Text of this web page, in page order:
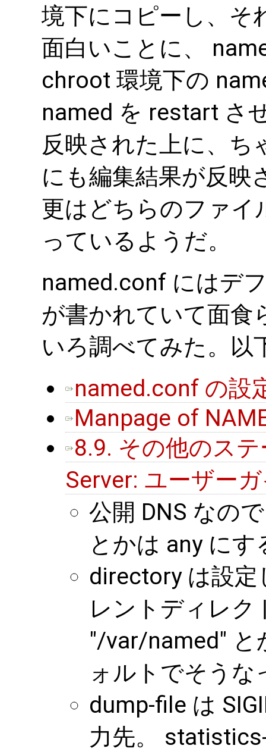
境下にコピーし、そ
面白いことに、
chroot 環境下の
named を restart さ
反映された上に、
にも編集結果が反映
更はどちらのファイ
っているようだ。
named.conf にはデ
が書かれていて面食
いろ調べてみた。以
named.conf の設
Manpage of
8.9. その他のス
Server: ユーザー
公開 DNS なの
とかは any にす
directory は設
レントディレク
"/var/named" と
ォルトでそうな
dump-file は
力先。